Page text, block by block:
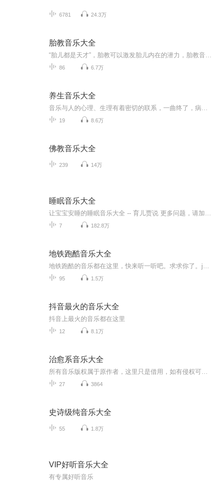
6781 24.3万
胎教音乐大全
86 6.7万
养生音乐大全
19 8.6万
佛教音乐大全
239 14万
睡眠音乐大全
7 182.8万
地铁跑酷音乐大全
95 1.5万
抖音最火的音乐大全
抖音上最火的音乐都在这里
12 8.1万
治愈系音乐大全
27 3864
史诗级纯音乐大全
55 1.8万
VIP好听音乐大全
有专属好听音乐